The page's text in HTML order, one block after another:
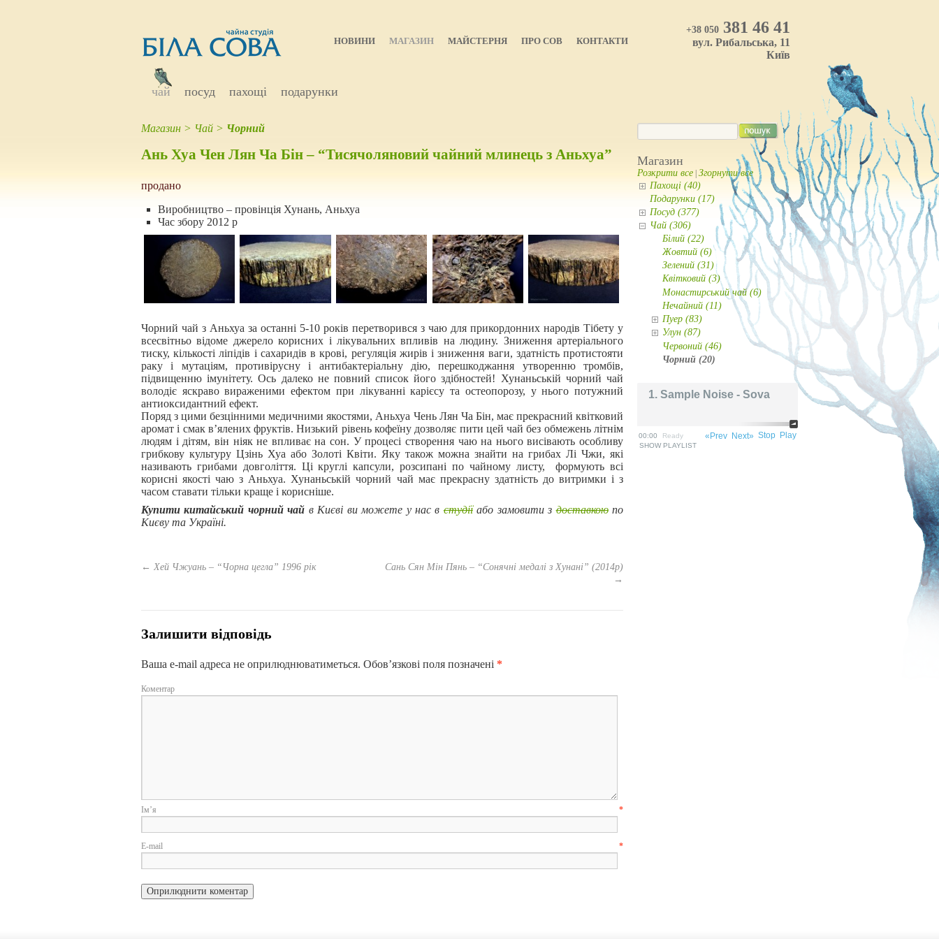
НОВИНИ МАГАЗИН МАЙСТЕРНЯ ПРО СОВ КОНТАКТИ
+38 050 381 46 41
вул. Рибальська, 11
Київ
чай посуд пахощі подарунки
Магазин > Чай > Чорний
Ань Хуа Чен Лян Ча Бін – “Тисячоляновий чайний млинець з Аньхуа”
продано
Виробництво – провінція Хунань, Аньхуа
Час збору 2012 р
Чорний чай з Аньхуа за останні 5-10 років перетворився з чаю для прикордонних народів Тібету у
всесвітньо відоме джерело корисних і лікувальних впливів на людину. Зниження артеріального
тиску, кількості ліпідів і сахаридів в крові, регуляція жирів і зниження ваги, здатність протистояти
раку і мутаціям, противірусну і антибактеріальну дію, перешкоджання утворенню тромбів,
підвищенню імунітету. Ось далеко не повний список його здібностей! Хунаньській чорний чай
володіє яскраво вираженими ефектом при лікуванні карієсу та остеопорозу, у нього потужний
антиоксидантний ефект.
Поряд з цими безцінними медичними якостями, Аньхуа Чень Лян Ча Бін, має прекрасний квітковий
аромат і смак в’ялених фруктів. Низький рівень кофеїну дозволяє пити цей чай без обмежень літнім
людям і дітям, він ніяк не впливає на сон. У процесі створення чаю на нього висівають особливу
грибкову культуру Цзінь Хуа або Золоті Квіти. Яку також можна знайти на грибах Лі Чжи, які
називають грибами довголіття. Ці круглі капсули, розсипані по чайному листу, формують всі
корисні якості чаю з Аньхуа. Хунаньській чорний чай має прекрасну здатність до витримки і з
часом ставати тільки краще і корисніше.
Купити китайський чорний чай в Києві ви можете у нас встудіїабо замовити здоставкоюпо
Києву та Україні.
← Хей Чжуань – “Чорна цегла” 1996 рік
Сань Сян Мін Пянь – “Сонячні медалі з Хунані” (2014р)
→
Залишити відповідь
Ваша e-mail адреса не оприлюднюватиметься. Обов’язкові поля позначені *
Коментар
Ім’я *
E-mail *
Магазин
Розкрити все Згорнути все
Пахощі (40)
Подарунки (17)
Посуд (377)
Чай (306)
Білий (22)
Жовтий (6)
Зелений (31)
Квітковий (3)
Монастирський чай (6)
Нечайний (11)
Пуер (83)
Улун (87)
Червоний (46)
Чорний (20)
1. Sample Noise - Sova
00:00 Ready Play
Stop
Next»
«Prev
SHOW PLAYLIST